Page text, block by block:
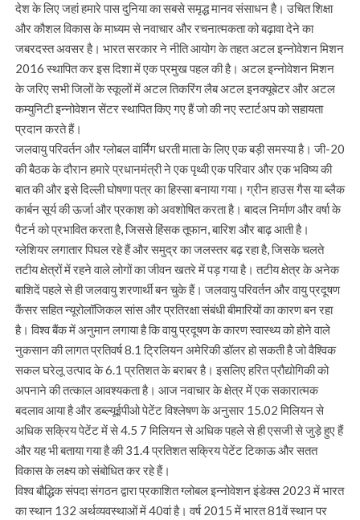
देश के लिए जहां हमारे पास दुनिया का सबसे समृद्ध मानव संसाधन है। उचित शिक्षा
और कौशल विकास के माध्यम से नवाचार और रचनात्मकता को बढ़ावा देने का
जबरदस्त अवसर है। भारत सरकार ने नीति आयोग के तहत अटल इन्नोवेशन मिशन
2016 स्थापित कर इस दिशा में एक प्रमुख पहल की है। अटल इन्नोवेशन मिशन
के जरिए सभी जिलों के स्कूलों में अटल तिकरिंग लैब अटल इनक्यूबेटर और अटल
कम्युनिटी इन्नोवेशन सेंटर स्थापित किए गए हैं जो की नए स्टार्टअप को सहायता
प्रदान करते हैं।
जलवायु परिवर्तन और ग्लोबल वार्मिंग धरती माता के लिए एक बड़ी समस्या है। जी-20
की बैठक के दौरान हमारे प्रधानमंत्री ने एक पृथ्वी एक परिवार और एक भविष्य की
बात की और इसे दिल्ली घोषणा पत्र का हिस्सा बनाया गया। ग्रीन हाउस गैस या ब्लैक
कार्बन सूर्य की ऊर्जा और प्रकाश को अवशोषित करता है। बादल निर्माण और वर्षा के
पैटर्न को प्रभावित करता है, जिससे हिंसक तूफान, बारिश और बाढ़ आती है।
ग्लेशियर लगातार पिघल रहे हैं और समुद्र का जलस्तर बढ़ रहा है, जिसके चलते
तटीय क्षेत्रों में रहने वाले लोगों का जीवन खतरे में पड़ गया है। तटीय क्षेत्र के अनेक
बाशिदें पहले से ही जलवायु शरणार्थी बन चुके हैं। जलवायु परिवर्तन और वायु प्रदूषण
कैंसर सहित न्यूरोलॉजिकल सांस और प्रतिरक्षा संबंधी बीमारियों का कारण बन रहा
है। विश्व बैंक में अनुमान लगाया है कि वायु प्रदूषण के कारण स्वास्थ्य को होने वाले
नुकसान की लागत प्रतिवर्ष 8.1 ट्रिलियन अमेरिकी डॉलर हो सकती है जो वैश्विक
सकल घरेलू उत्पाद के 6.1 प्रतिशत के बराबर है। इसलिए हरित प्रौद्योगिकी को
अपनाने की तत्काल आवश्यकता है। आज नवाचार के क्षेत्र में एक सकारात्मक
बदलाव आया है और डब्ल्यूईपीओ पेटेंट विश्लेषण के अनुसार 15.02 मिलियन से
अधिक सक्रिय पेटेंट में से 4.5 7 मिलियन से अधिक पहले से ही एसजी से जुड़े हुए हैं
और यह भी बताया गया है की 31.4 प्रतिशत सक्रिय पेटेंट टिकाऊ और सतत
विकास के लक्ष्य को संबोधित कर रहे हैं।
विश्व बौद्धिक संपदा संगठन द्वारा प्रकाशित ग्लोबल इन्नोवेशन इंडेक्स 2023 में भारत
का स्थान 132 अर्थव्यवस्थाओं में 40वां है। वर्ष 2015 में भारत 81वें स्थान पर